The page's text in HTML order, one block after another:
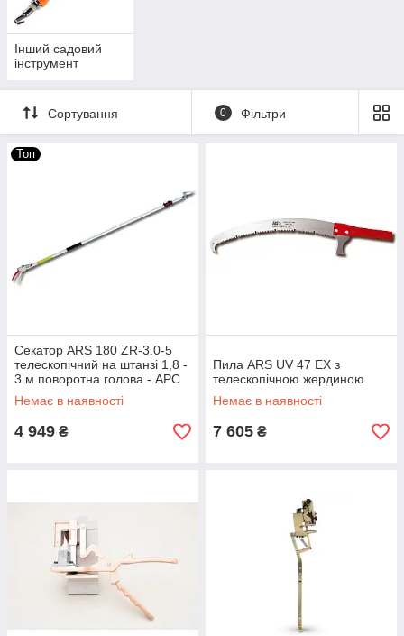
Інший садовий
інструмент
Сортування 0 Фільтри
Топ
Секатор ARS 180 ZR-3.0-5
телескопічний на штанзі 1,8 -
3 м поворотна голова - АРС
180 ZR-3.0-5
Немає в наявності
4 949 ₴
Пила ARS UV 47 EX з
телескопічною жердиною
Немає в наявності
7 605 ₴